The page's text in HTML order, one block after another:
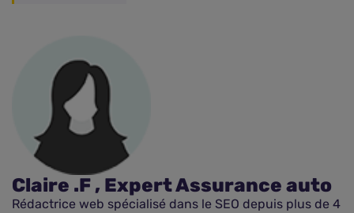
Claire .F , Expert Assurance auto
Rédactrice web spécialisé dans le SEO depuis plus de 4